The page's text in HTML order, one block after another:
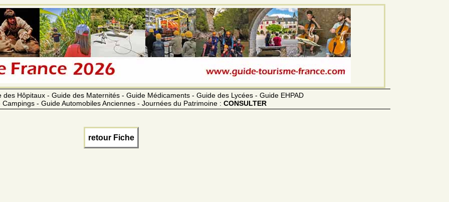
Hôpitaux - Guide des Maternités - Guide Médicaments - Guide des Lycées - Guide EHPAD
- Guide Automobiles Anciennes - Journées du Patrimoine : CONSULTER
retour Fiche